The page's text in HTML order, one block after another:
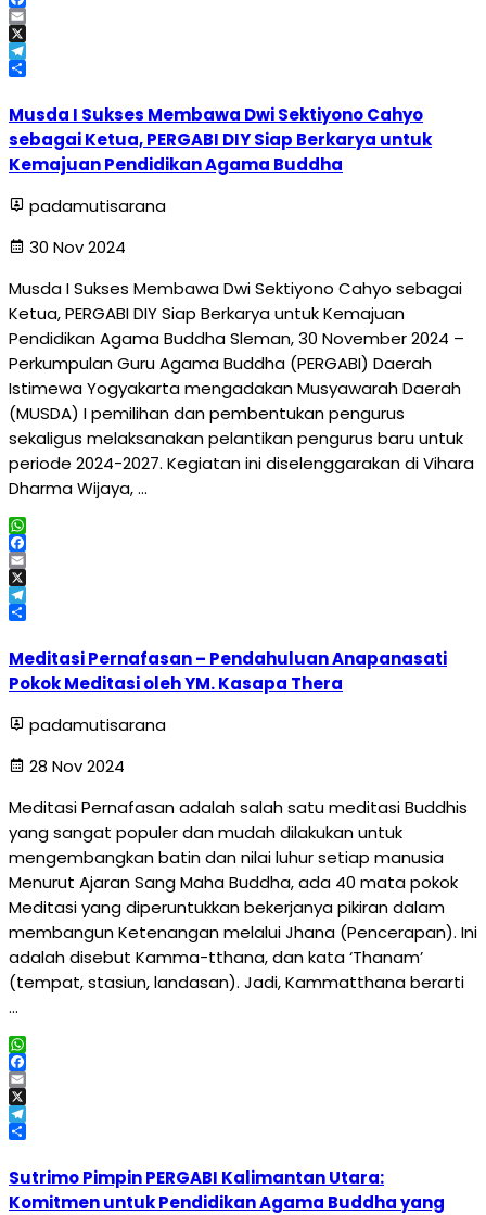
Facebook
Email
X
Telegram
Musda I Sukses Membawa Dwi Sektiyono Cahyo
sebagai Ketua, PERGABI DIY Siap Berkarya untuk
Kemajuan Pendidikan Agama Buddha
padamutisarana
30 Nov 2024
Musda I Sukses Membawa Dwi Sektiyono Cahyo sebagai
Ketua, PERGABI DIY Siap Berkarya untuk Kemajuan
Pendidikan Agama Buddha Sleman, 30 November 2024 –
Perkumpulan Guru Agama Buddha (PERGABI) Daerah
Istimewa Yogyakarta mengadakan Musyawarah Daerah
(MUSDA) I pemilihan dan pembentukan pengurus
sekaligus melaksanakan pelantikan pengurus baru untuk
periode 2024-2027. Kegiatan ini diselenggarakan di Vihara
Dharma Wijaya, …
WhatsApp
Facebook
Email
X
Telegram
Meditasi Pernafasan – Pendahuluan Anapanasati
Pokok Meditasi oleh YM. Kasapa Thera
padamutisarana
28 Nov 2024
Meditasi Pernafasan adalah salah satu meditasi Buddhis
yang sangat populer dan mudah dilakukan untuk
mengembangkan batin dan nilai luhur setiap manusia
Menurut Ajaran Sang Maha Buddha, ada 40 mata pokok
Meditasi yang diperuntukkan bekerjanya pikiran dalam
membangun Ketenangan melalui Jhana (Pencerapan). Ini
adalah disebut Kamma-tthana, dan kata ‘Thanam’
(tempat, stasiun, landasan). Jadi, Kammatthana berarti
…
WhatsApp
Facebook
Email
X
Telegram
Sutrimo Pimpin PERGABI Kalimantan Utara:
Komitmen untuk Pendidikan Agama Buddha yang